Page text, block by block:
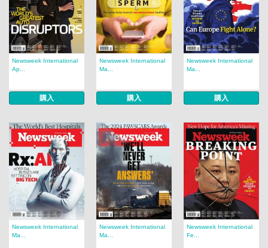
Newsweek International
Ap...
購入
Newsweek International
Ma...
購入
Newsweek International
Ma...
購入
Newsweek International
Ma...
Newsweek International
Ma...
Newsweek International
Fe...